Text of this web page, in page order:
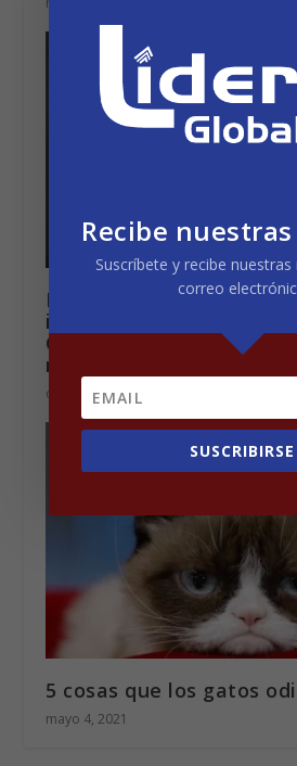
España: El Gobierno
impuesto digital pese al
OCDE y dice que es
menor»
octubre 20, 2020
5 cosas que los gatos
mayo 4, 2021
Recibe
Suscríbete y recibe
correo
SUSCRIBIRSE